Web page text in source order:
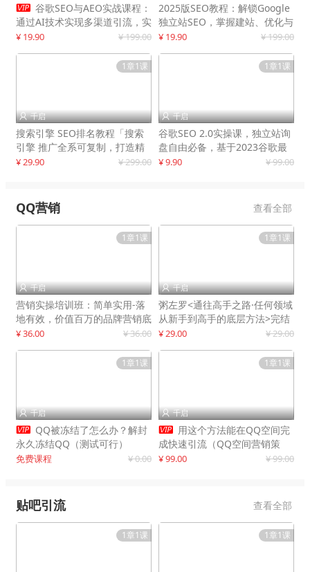
 谷歌SEO与AEO实战课程：
通过AI技术实现多渠道引流，实
现网站流量增长300%
¥ 19.90 ¥ 199.00
2025版SEO教程：解锁Google
独立站SEO，掌握建站、优化与
变现技巧
¥ 19.90 ¥ 199.00
1章1课
 千启
搜索引擎 SEO排名教程「搜索
引擎 推广全系可复制，打造精
准被动流量系统
¥ 29.90 ¥ 299.00
1章1课
 千启
谷歌SEO 2.0实操课，独立站询
盘自由必备，基于2023谷歌最
新算法录制
¥ 9.90 ¥ 99.00
QQ营销 查看全部
1章1课
 千启
营销实操培训班：简单实用-落
地有效，价值百万的品牌营销底
层逻辑
¥ 36.00 ¥ 36.00
1章1课
 千启
粥左罗<通往高手之路·任何领域
从新手到高手的底层方法>完结
¥ 29.00 ¥ 29.00
1章1课
 千启
 QQ被冻结了怎么办？解封
永久冻结QQ（测试可行）
免费课程 ¥ 0.00
1章1课
 千启
 用这个方法能在QQ空间完
成快速引流（QQ空间营销策
略）
¥ 99.00 ¥ 99.00
贴吧引流 查看全部
1章1课 1章1课